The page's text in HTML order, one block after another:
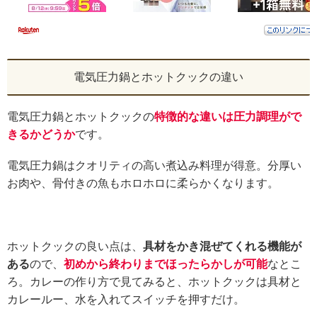
電気圧力鍋とホットクックの違い
電気圧力鍋とホットクックの特徴的な違いは圧力調理がで
きるかどうかです。
電気圧力鍋はクオリティの高い煮込み料理が得意。分厚い
お肉や、骨付きの魚もホロホロに柔らかくなります。
ホットクックの良い点は、 具材をかき混ぜてくれる機能が
あるので、 初めから終わりまでほったらかしが可能なとこ
ろ。カレーの作り方で見てみると、ホットクックは具材と
カレールー、水を入れてスイッチを押すだけ。